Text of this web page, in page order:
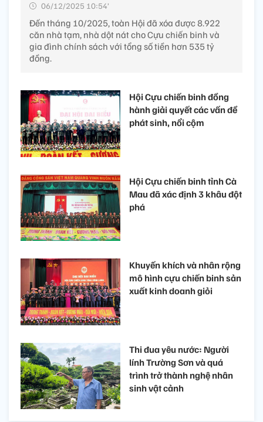
06/12/2025 10:54’
Đến tháng 10/2025, toàn Hội đã xóa được 8.922
căn nhà tạm, nhà dột nát cho Cựu chiến binh và
gia đình chính sách với tổng số tiền hơn 535 tỷ
đồng.
Hội Cựu chiến binh đồng
hành giải quyết các vấn đề
phát sinh, nổi cộm
Hội Cựu chiến binh tỉnh Cà
Mau đã xác định 3 khâu đột
phá
Khuyến khích và nhân rộng
mô hình cựu chiến binh sản
xuất kinh doanh giỏi
Thi đua yêu nước: Người
lính Trường Sơn và quá
trình trở thành nghệ nhân
sinh vật cảnh